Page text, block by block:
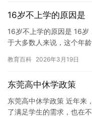
16岁不上学的原因是
16岁不上学的原因是 16
于大多数人来说，这个年
教育百科 2026年3月19日
东莞高中休学政策
东莞高中休学政策 近年来
了满足学生的需求，也在